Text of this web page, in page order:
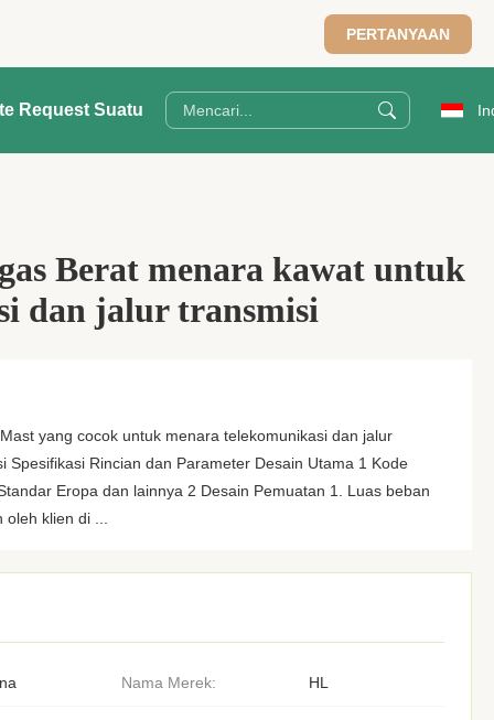
PERTANYAAN
Request Suatu
Berat menara kawat untuk
dan jalur transmisi
yang cocok untuk menara telekomunikasi dan jalur
Spesifikasi Rincian dan Parameter Desain Utama 1 Kode
Eropa dan lainnya 2 Desain Pemuatan 1. Luas beban
klien di ...
Nama Merek: HL